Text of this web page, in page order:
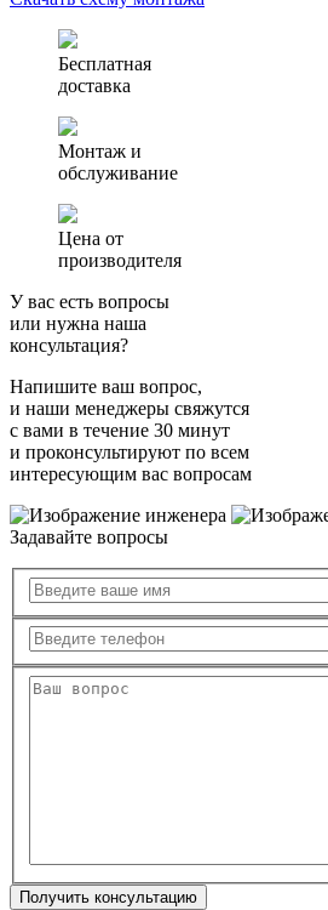
канализация)
Бесплатная
доставка
Монтаж и
обслуживание
Цена от
производителя
У вас есть вопросы
или нужна наша
консультация?
Напишите ваш вопрос,
и наши менеджеры свяжутся
с вами в течение 30 минут
и проконсультируют по всем
интересующим вас вопросам
Задавайте вопросы